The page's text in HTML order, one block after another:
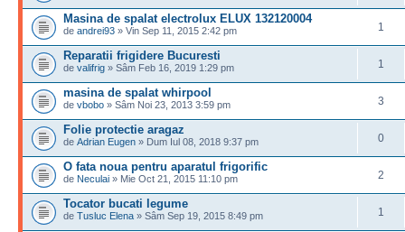
Masina de spalat electrolux ELUX 132120004
de andrei93 » Vin Sep 11, 2015 2:42 pm 1
Reparatii frigidere Bucuresti
de valifrig » Sâm Feb 16, 2019 1:29 pm 1
masina de spalat whirpool
de vbobo » Sâm Noi 23, 2013 3:59 pm 3
Folie protectie aragaz
de Adrian Eugen » Dum Iul 08, 2018 9:37 pm 0
O fata noua pentru aparatul frigorific
de Neculai » Mie Oct 21, 2015 11:10 pm 2
Tocator bucati legume
de Tusluc Elena » Sâm Sep 19, 2015 8:49 pm 1